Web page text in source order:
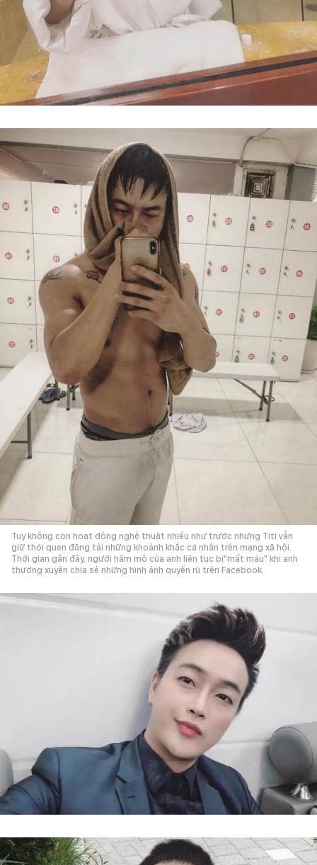
Tuy không còn hoạt động nghệ thuật nhiều như trước nhưng Titi vẫn
giữ thói quen đăng tải những khoảnh khắc cá nhân trên mạng xã hội.
Thời gian gần đây, người hâm mộ của anh liên tục bị"mất máu" khi anh
thường xuyên chia sẻ những hình ảnh quyến rũ trên Facebook.